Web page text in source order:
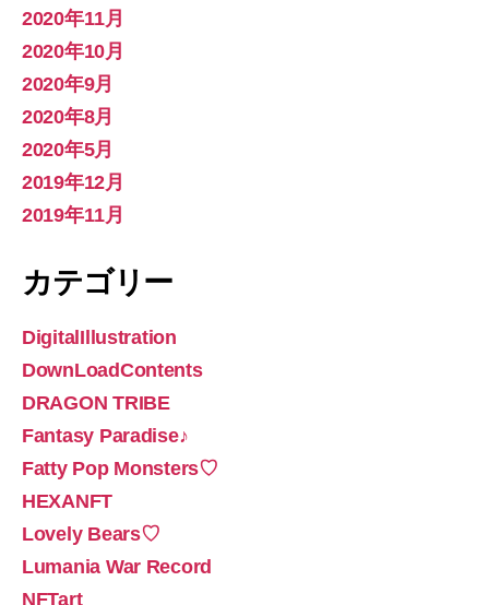
2020年11月
2020年10月
2020年9月
2020年8月
2020年5月
2019年12月
2019年11月
カテゴリー
DigitalIllustration
DownLoadContents
DRAGON TRIBE
Fantasy Paradise♪
Fatty Pop Monsters♡
HEXANFT
Lovely Bears♡
Lumania War Record
NFTart